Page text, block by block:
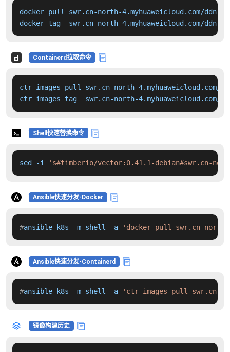
docker pull swr.cn-north-4.myhuaweicloud.com/
docker tag  swr.cn-north-4.myhuaweicloud.com/
Containerd拉取命令
ctr images pull swr.cn-north-4.myhuaweicloud.com/
ctr images tag  swr.cn-north-
Shell快速替换命令
sed -i 's#timberio/vector:0.41.1-debian#swr.cn-
Ansible快速分发-Docker
#ansible k8s -m shell -a 'docker pull swr.cn-north-
Ansible快速分发-Containerd
#ansible k8s -m shell -a 'ctr images pull swr.cn-
镜像构建历史